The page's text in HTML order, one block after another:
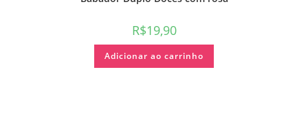
R$19,90
Adicionar ao carrinho